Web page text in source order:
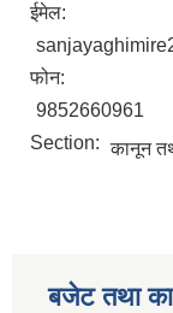
ईमेल:
फोन:
9852660961
Section: कानून
बजेट तथा